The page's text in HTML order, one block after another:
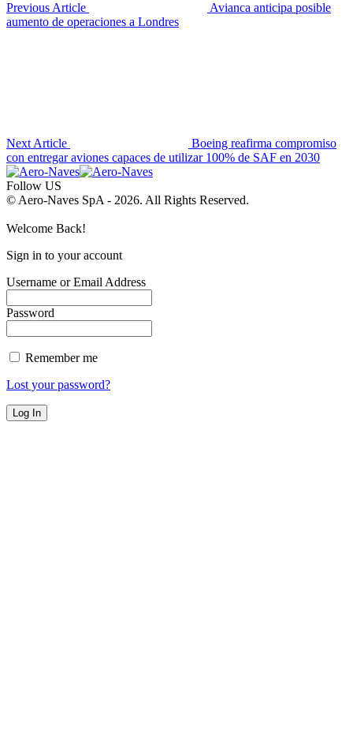
Previous Article
Avianca anticipa posible
aumento de operaciones a Londres
Next Article
Boeing reafirma compromiso
con entregar aviones capaces de utilizar 100% de SAF en 2030
Follow US
© Aero-Naves SpA - 2026. All Rights Reserved.
Welcome Back!
Sign in to your account
Username or Email Address
Password
Remember me
Lost your password?